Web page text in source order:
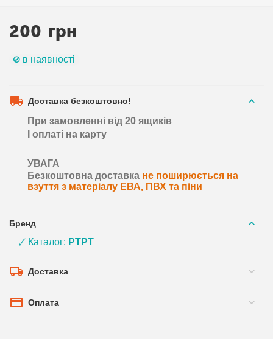
200 грн
в наявності
Доставка безкоштовно!
При замовленні від 20 ящиків
І оплаті на карту
УВАГА
Безкоштовна доставка не поширюється на
взуття з матеріалу ЕВА, ПВХ та піни
Бренд
🗸 Каталог: PTPT
Доставка
Оплата